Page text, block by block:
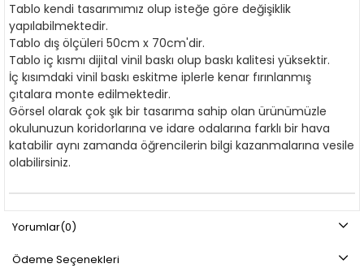
Tablo kendi tasarımımız olup isteğe göre değişiklik
yapılabilmektedir.
Tablo dış ölçüleri 50cm x 70cm'dir.
Tablo iç kısmı dijital vinil baskı olup baskı kalitesi yüksektir.
İç kısımdaki vinil baskı eskitme iplerle kenar fırınlanmış
çıtalara monte edilmektedir.
Görsel olarak çok şık bir tasarıma sahip olan ürünümüzle
okulunuzun koridorlarına ve idare odalarına farklı bir hava
katabilir aynı zamanda öğrencilerin bilgi kazanmalarına vesile
olabilirsiniz.
Yorumlar(0)
Ödeme Seçenekleri